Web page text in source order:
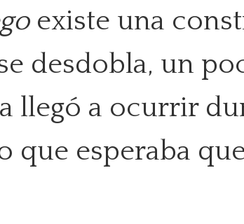
existe una
desdobla, un
llegó a ocurrir
que esperaba